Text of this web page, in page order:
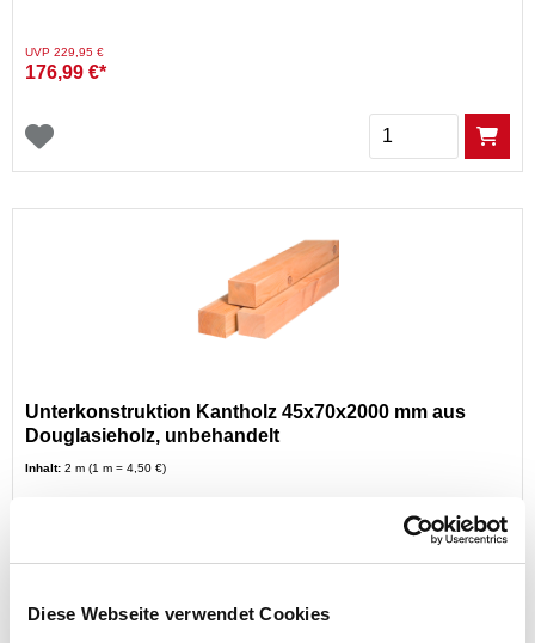
Diese Webseite verwendet Cookies
Preis reduziert von
UVP 229,95 €auf
176,99 €*
Menge
Unterkonstruktion Kantholz 45x70x2000 mm aus
Douglasieholz, unbehandelt
Inhalt: 2 m (1 m = 4,50 €)